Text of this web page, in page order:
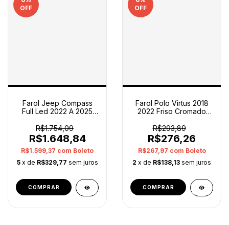
OFF
Farol Jeep Compass
Full Led 2022 A 2025
Esquerdo/motorista
R$1.754,09
R$1.648,84
R$1.599,37 com Boleto
5 x de R$329,77 sem juros
OFF
Farol Polo Virtus 2018
2022 Friso Cromado
Esquerdo/motorista
R$293,89
R$276,26
R$267,97 com Boleto
2 x de R$138,13 sem juros